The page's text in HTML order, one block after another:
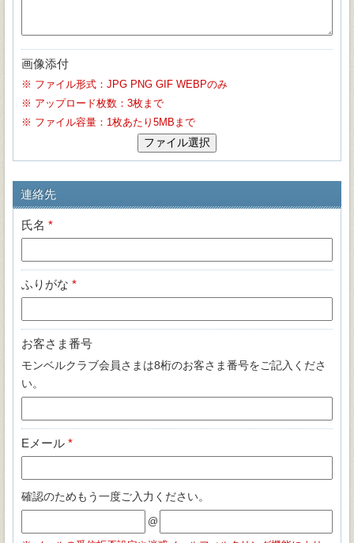
画像添付
※ ファイル形式：JPG PNG GIF WEBPのみ
※ アップロード枚数：3枚まで
※ ファイル容量：1枚あたり5MBまで
ファイル選択
連絡先
氏名 *
ふりがな *
お客さま番号
モンベルクラブ会員さまは8桁のお客さま番号をご記入くださ
い。
Eメール *
確認のためもう一度ご入力ください。
@